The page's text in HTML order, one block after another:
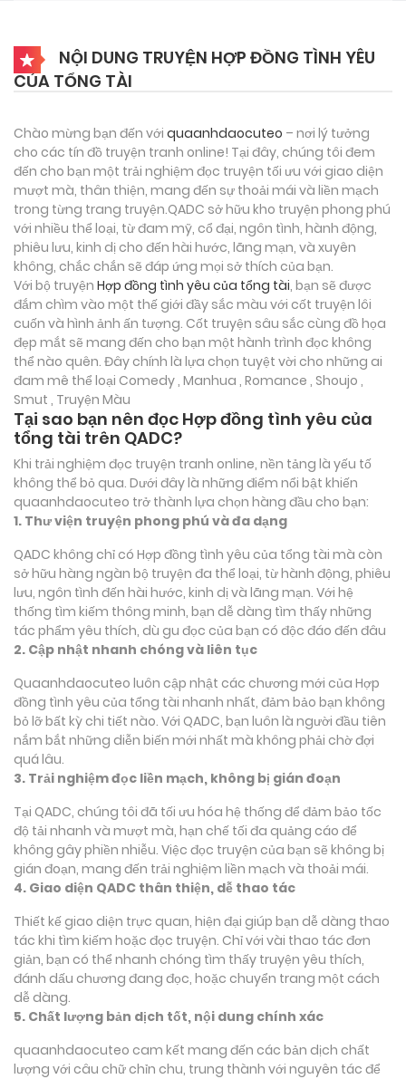
NỘI DUNG TRUYỆN HỢP ĐỒNG TÌNH YÊU
CỦA TỔNG TÀI
Chào mừng bạn đến với quaanhdaocuteo – nơi lý tưởng
cho các tín đồ truyện tranh online! Tại đây, chúng tôi đem
đến cho bạn một trải nghiệm đọc truyện tối ưu với giao diện
mượt mà, thân thiện, mang đến sự thoải mái và liền mạch
trong từng trang truyện.QADC sở hữu kho truyện phong phú
với nhiều thể loại, từ đam mỹ, cổ đại, ngôn tình, hành động,
phiêu lưu, kinh dị cho đến hài hước, lãng mạn, và xuyên
không, chắc chắn sẽ đáp ứng mọi sở thích của bạn.
Với bộ truyện Hợp đồng tình yêu của tổng tài, bạn sẽ được
đắm chìm vào một thế giới đầy sắc màu với cốt truyện lôi
cuốn và hình ảnh ấn tượng. Cốt truyện sâu sắc cùng đồ họa
đẹp mắt sẽ mang đến cho bạn một hành trình đọc không
thể nào quên. Đây chính là lựa chọn tuyệt vời cho những ai
đam mê thể loại Comedy , Manhua , Romance , Shoujo ,
Smut , Truyện Màu
Tại sao bạn nên đọc Hợp đồng tình yêu của
tổng tài trên QADC?
Khi trải nghiệm đọc truyện tranh online, nền tảng là yếu tố
không thể bỏ qua. Dưới đây là những điểm nổi bật khiến
quaanhdaocuteo trở thành lựa chọn hàng đầu cho bạn:
1. Thư viện truyện phong phú và đa dạng
QADC không chỉ có Hợp đồng tình yêu của tổng tài mà còn
sở hữu hàng ngàn bộ truyện đa thể loại, từ hành động, phiêu
lưu, ngôn tình đến hài hước, kinh dị và lãng mạn. Với hệ
thống tìm kiếm thông minh, bạn dễ dàng tìm thấy những
tác phẩm yêu thích, dù gu đọc của bạn có độc đáo đến đâu
2. Cập nhật nhanh chóng và liên tục
Quaanhdaocuteo luôn cập nhật các chương mới của Hợp
đồng tình yêu của tổng tài nhanh nhất, đảm bảo bạn không
bỏ lỡ bất kỳ chi tiết nào. Với QADC, bạn luôn là người đầu tiên
nắm bắt những diễn biến mới nhất mà không phải chờ đợi
quá lâu.
3. Trải nghiệm đọc liền mạch, không bị gián đoạn
Tại QADC, chúng tôi đã tối ưu hóa hệ thống để đảm bảo tốc
độ tải nhanh và mượt mà, hạn chế tối đa quảng cáo để
không gây phiền nhiễu. Việc đọc truyện của bạn sẽ không bị
gián đoạn, mang đến trải nghiệm liền mạch và thoải mái.
4. Giao diện QADC thân thiện, dễ thao tác
Thiết kế giao diện trực quan, hiện đại giúp bạn dễ dàng thao
tác khi tìm kiếm hoặc đọc truyện. Chỉ với vài thao tác đơn
giản, bạn có thể nhanh chóng tìm thấy truyện yêu thích,
đánh dấu chương đang đọc, hoặc chuyển trang một cách
dễ dàng.
5. Chất lượng bản dịch tốt, nội dung chính xác
quaanhdaocuteo cam kết mang đến các bản dịch chất
lượng với câu chữ chỉn chu, trung thành với nguyên tác để